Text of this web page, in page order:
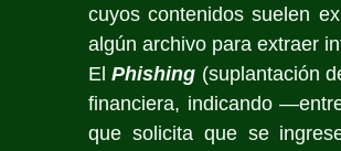
cuyos contenidos suelen
algún archivo para extraer
El Phishing (suplantación
financiera, indicando
que solicita que se